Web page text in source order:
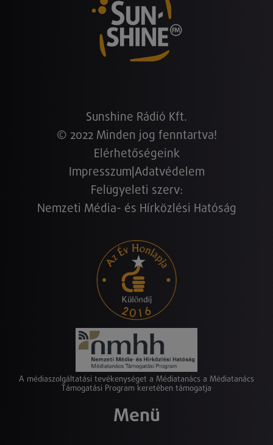
Sunshine Rádió Kft.
© 2022 Minden jog fenntartva!
Elérhetőségeink
Impresszum Adatvédelem
Felügyeleti szerv:
Nemzeti Média- és Hírközlési Hatóság
A médiaszolgáltatási tevékenységet a Médiatanács a Médiatanács
Támogatási Program keretében támogatja
Menü